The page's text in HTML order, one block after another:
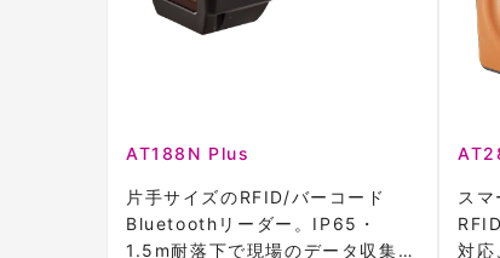
AT188N Plus
片手サイズのRFID/バーコード
Bluetoothリーダー。IP65・
1.5m耐落下で現場のデータ収集を
ス
対応